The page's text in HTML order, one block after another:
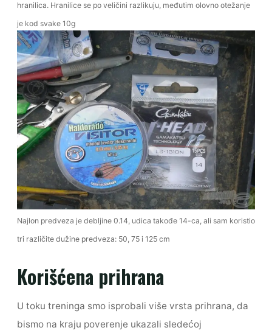
hranilica. Hranilice se po veličini razlikuju, međutim olovno otežanje
je kod svake 10g
Najlon predveza je debljine 0.14, udica takođe 14-ca, ali sam koristio
tri različite dužine predveza: 50, 75 i 125 cm
Korišćena prihrana
U toku treninga smo isprobali više vrsta prihrana, da
bismo na kraju poverenje ukazali sledećoj